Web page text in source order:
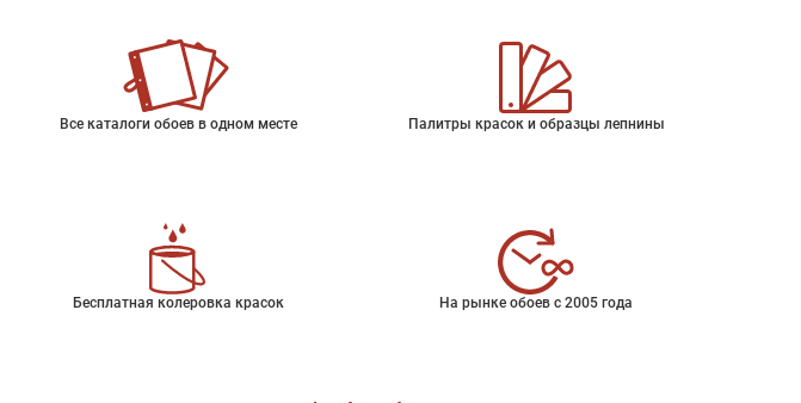
Все каталоги обоев в одном месте Палитры красок и образцы лепнины
Бесплатная колеровка красок На рынке обоев с 2005 года